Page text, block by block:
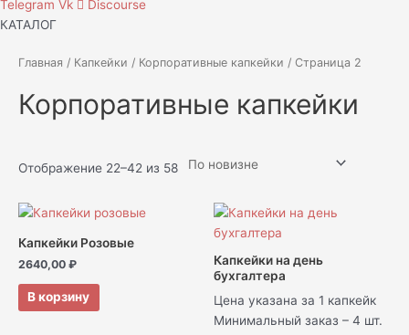
Telegram Vk
Discourse
КАТАЛОГ
Главная / Капкейки / Корпоративные капкейки / Страница 2
Корпоративные капкейки
Отображение 22–42 из 58
Капкейки Розовые
2640,00 ₽
В корзину
Капкейки на день
бухгалтера
Цена указана за 1 капкейк
Минимальный заказ – 4 шт.